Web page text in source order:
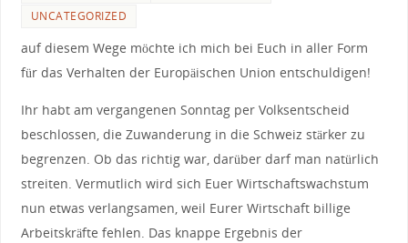
UNCATEGORIZED
auf diesem Wege möchte ich mich bei Euch in aller Form
für das Verhalten der Europäischen Union entschuldigen!
Ihr habt am vergangenen Sonntag per Volksentscheid
beschlossen, die Zuwanderung in die Schweiz stärker zu
begrenzen. Ob das richtig war, darüber darf man natürlich
streiten. Vermutlich wird sich Euer Wirtschaftswachstum
nun etwas verlangsamen, weil Eurer Wirtschaft billige
Arbeitskräfte fehlen. Das knappe Ergebnis der